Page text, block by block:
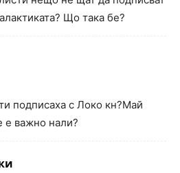
Що така бе?
подписаха с Локо кн?Май
е важно нали?